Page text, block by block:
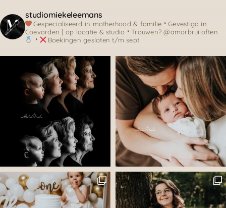
studiomiekeleemans
Gespecialiseerd in motherhood & familie ❛ Gevestigd in
Coevorden | op locatie & studio ❛ Trouwen? @amorbruiloften
❛
Boekingen gesloten t/m sept